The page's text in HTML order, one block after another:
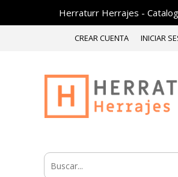
Herraturr Herrajes -
CREAR CUENTA INICIAR